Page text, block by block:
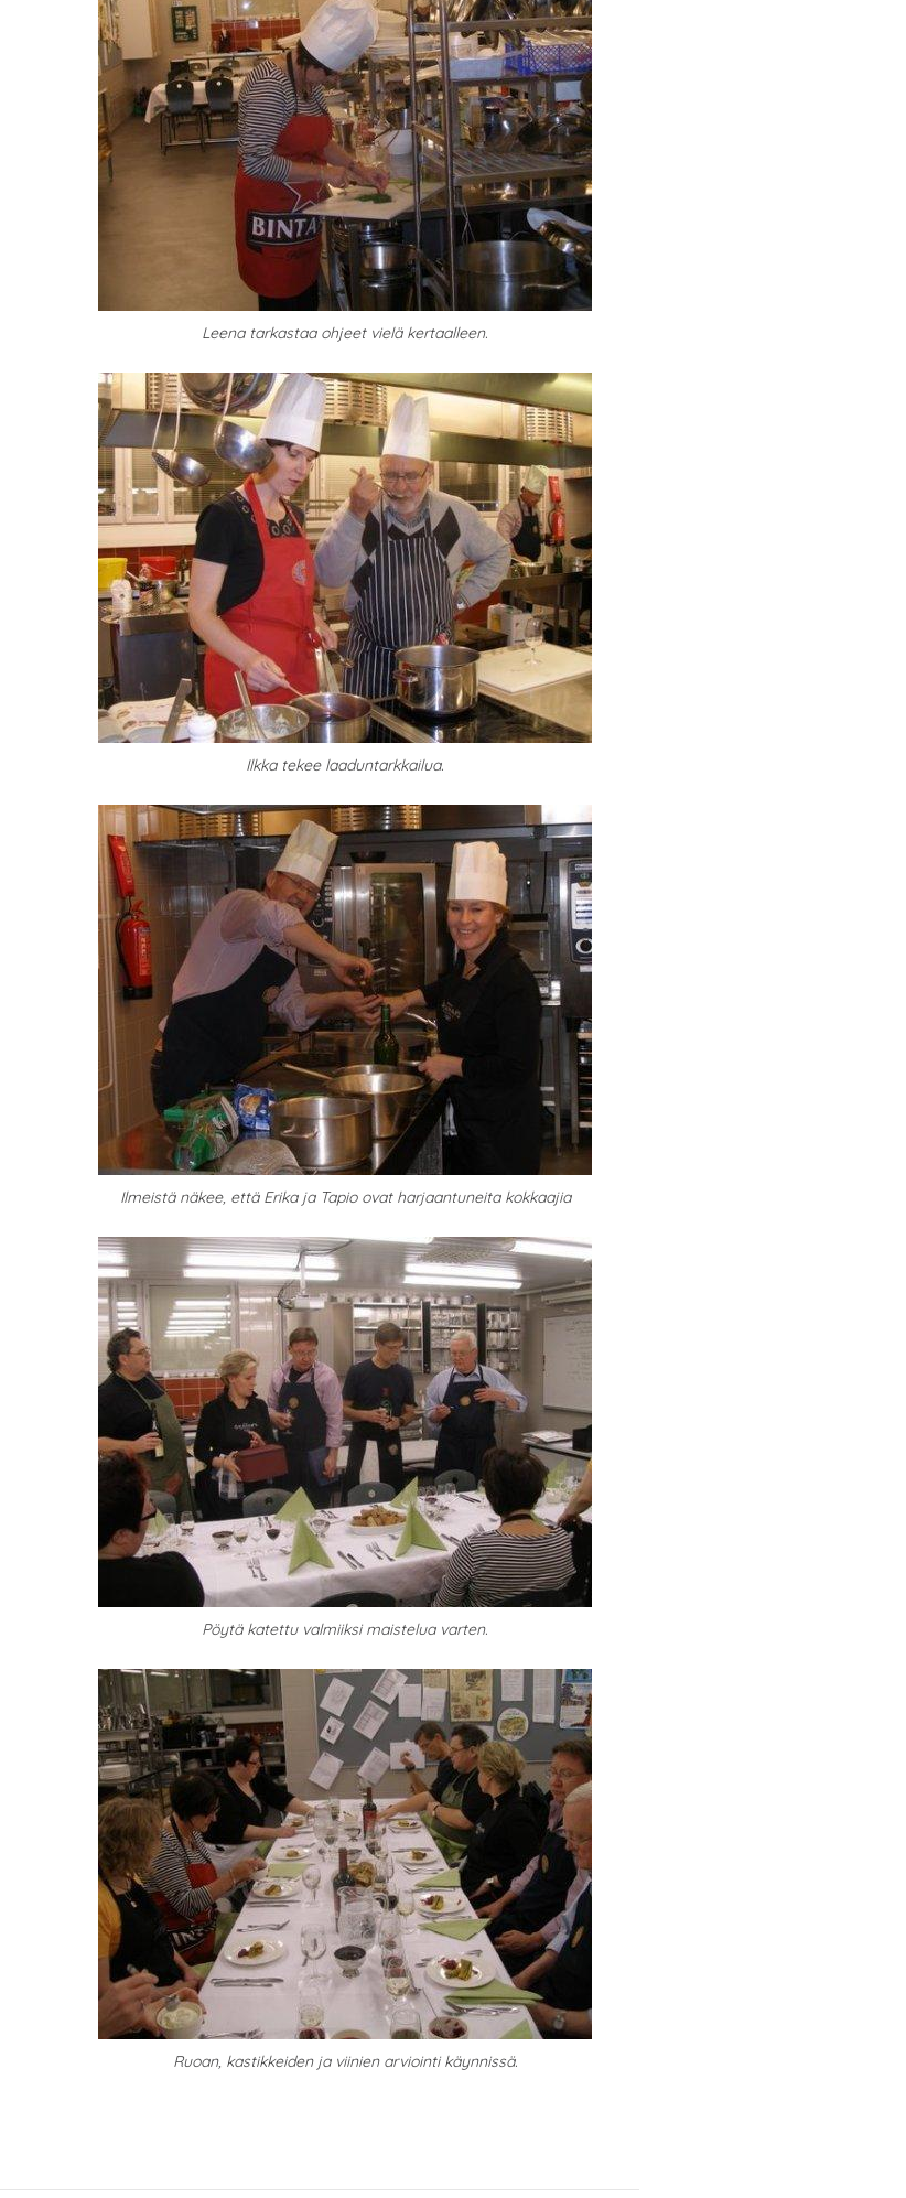
Leena tarkastaa ohjeet vielä kertaalleen.
Ilkka tekee laaduntarkkailua.
Ilmeistä näkee, että Erika ja Tapio ovat harjaantuneita kokkaajia
Pöytä katettu valmiiksi maistelua varten.
Ruoan, kastikkeiden ja viinien arviointi käynnissä.